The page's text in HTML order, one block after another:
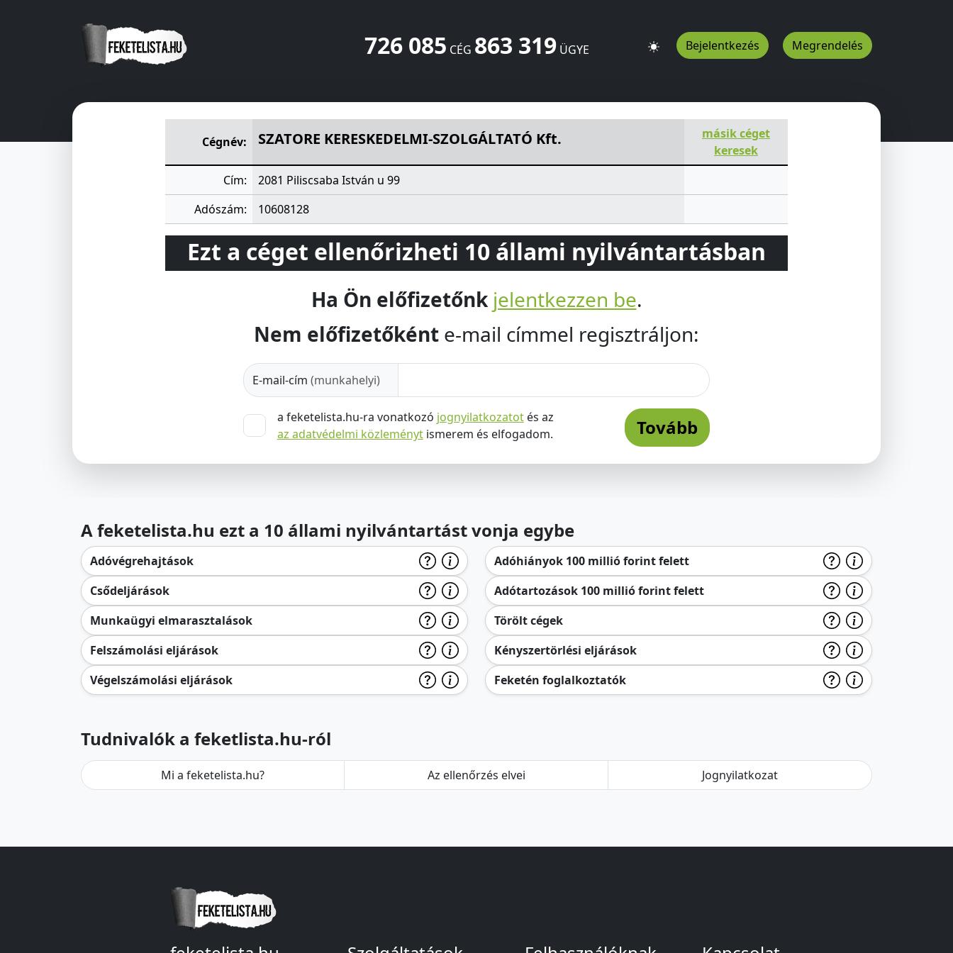
726 085 CÉG 863 319ÜGYE Bejelentkezés Megrendelés
Cégnév:
SZATORE KERESKEDELMI-SZOLGÁLTATÓ Kft.
másik céget
keresek
Cím:
2081 Piliscsaba István u 99
Adószám:
10608128
Ezt a céget ellenőrizheti 10 állami nyilvántartásban
Ha Ön előfizetőnk jelentkezzen be.
Nem előfizetőként e-mail címmel regisztráljon:
E-mail-cím (munkahelyi)
a feketelista.hu-ra vonatkozó jognyilatkozatotés az
az adatvédelmi közleménytismerem és elfogadom. Tovább
A feketelista.hu ezt a 10 állami nyilvántartást vonja egybe
Adóvégrehajtások
Csődeljárások
Munkaügyi elmarasztalások
Felszámolási eljárások
Végelszámolási eljárások
Adóhiányok 100 millió forint felett
Adótartozások 100 millió forint felett
Törölt cégek
Kényszertörlési eljárások
Feketén foglalkoztatók
Tudnivalók a feketlista.hu-ról
Mi a feketelista.hu? Az ellenőrzés elvei Jognyilatkozat